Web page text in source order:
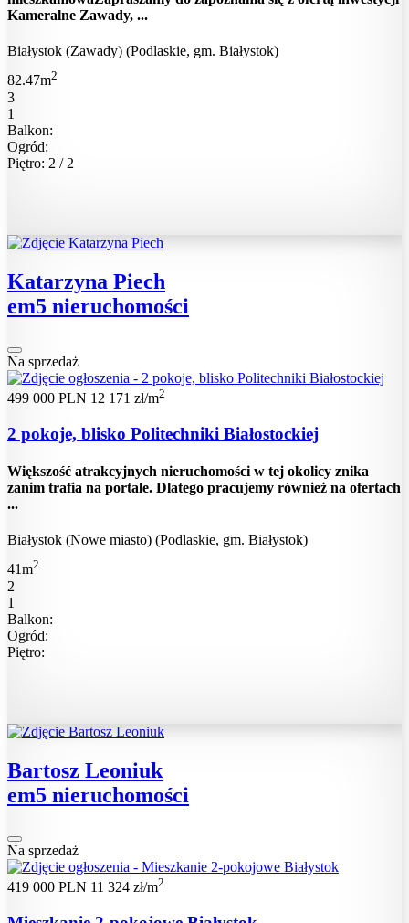
Kameralne Zawady, ...
Białystok (Zawady) (Podlaskie, gm. Białystok)
82.47m2
3
1
Balkon:
Ogród:
Piętro: 2 / 2
Katarzyna Piech
em5 nieruchomości
Na sprzedaż
499 000 PLN 12 171 zł/m2
2 pokoje, blisko Politechniki Białostockiej
Większość atrakcyjnych nieruchomości w tej okolicy znika
zanim trafia na portale. Dlatego pracujemy również na ofertach
...
Białystok (Nowe miasto) (Podlaskie, gm. Białystok)
41m2
2
1
Balkon:
Ogród:
Piętro:
Bartosz Leoniuk
em5 nieruchomości
Na sprzedaż
419 000 PLN 11 324 zł/m2